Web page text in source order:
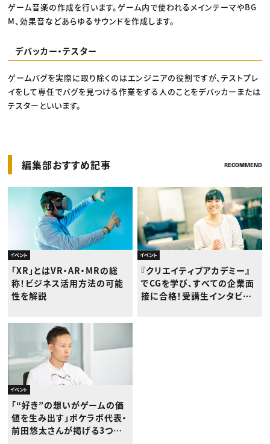
ゲーム音楽の作成を行います。ゲーム内で使われるメインテーマやBG
M、効果音などあらゆるサウンドを作成します。
デバッカー・テスター
ゲームバグを実際に取り除くのはエンジニアの役割ですが、テストプレ
イをして専任でバグを見つける作業をする人のことをデバッカーまたは
テスターといいます。
編集部おすすめ記事 RECOMMEND
イベント
「XR」とはVR・AR・MRの総
称！ビジネス活用方法の可能
性を解説
イベント
『クリエイティブアカデミー』
でCGを学び、すべての企業面
接に合格！受講生インタビュ
イベント
「“好き”の想いがゲームの価
値を生み出す」ポケラボ代表・
前田悠太さんが掲げる3つの